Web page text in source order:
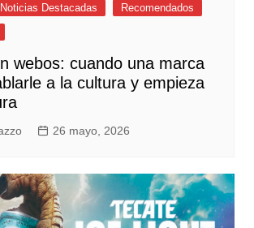
Noticias Destacadas
Recomendados
webos: cuando una marca
a la cultura y empieza
26 mayo, 2026